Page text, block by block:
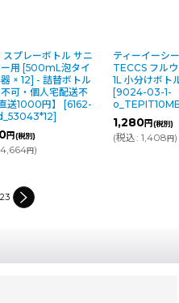
ティーイーシーシーエス
TECCS フルウォッシュ用
1L 小分けボトル - 空容器
[9024-03-1-
o_TEPIT10MB*]
1,280 円
(税込
サ
ス
空
配
[
(税
23